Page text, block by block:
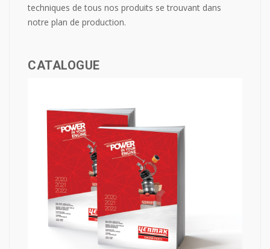
techniques de tous nos produits se trouvant dans
notre plan de production.
CATALOGUE